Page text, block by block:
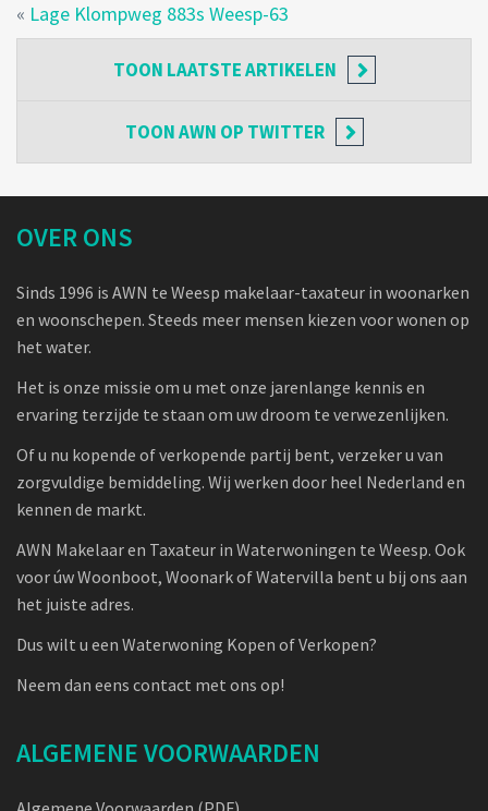
« Lage Klompweg 883s Weesp-63
TOON LAATSTE ARTIKELEN
TOONAWN OP TWITTER
OVER ONS
Sinds 1996 is AWN te Weesp makelaar-taxateur in woonarken
en woonschepen. Steeds meer mensen kiezen voor wonen op
het water.
Het is onze missie om u met onze jarenlange kennis en
ervaring terzijde te staan om uw droom te verwezenlijken.
Of u nu kopende of verkopende partij bent, verzeker u van
zorgvuldige bemiddeling. Wij werken door heel Nederland en
kennen de markt.
AWN Makelaar en Taxateur in Waterwoningen te Weesp. Ook
voor úw Woonboot, Woonark of Watervilla bent u bij ons aan
het juiste adres.
Dus wilt u een Waterwoning Kopen of Verkopen?
Neem dan eens contact met ons op!
ALGEMENE VOORWAARDEN